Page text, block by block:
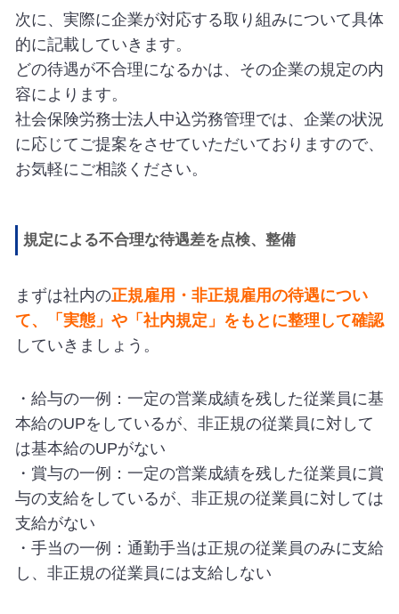
次に、実際に企業が対応する取り組みについて具体
的に記載していきます。
どの待遇が不合理になるかは、その企業の規定の内
容によります。
社会保険労務士法人中込労務管理では、企業の状況
に応じてご提案をさせていただいておりますので、
お気軽にご相談ください。
規定による不合理な待遇差を点検、整備
まずは社内の正規雇用・非正規雇用の待遇につい
て、「実態」や「社内規定」をもとに整理して確認
していきましょう。
・給与の一例：一定の営業成績を残した従業員に基
本給のUPをしているが、非正規の従業員に対して
は基本給のUPがない
・賞与の一例：一定の営業成績を残した従業員に賞
与の支給をしているが、非正規の従業員に対しては
支給がない
・手当の一例：通勤手当は正規の従業員のみに支給
し、非正規の従業員には支給しない